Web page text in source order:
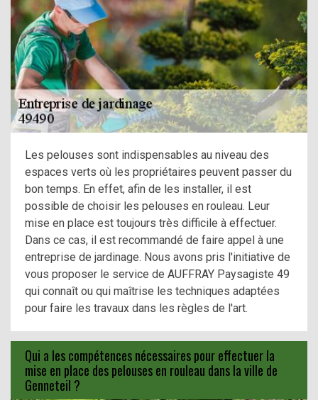
Les pelouses sont indispensables au niveau des
espaces verts où les propriétaires peuvent passer du
bon temps. En effet, afin de les installer, il est
possible de choisir les pelouses en rouleau. Leur
mise en place est toujours très difficile à effectuer.
Dans ce cas, il est recommandé de faire appel à une
entreprise de jardinage. Nous avons pris l'initiative de
vous proposer le service de AUFFRAY Paysagiste 49
qui connaît ou qui maîtrise les techniques adaptées
pour faire les travaux dans les règles de l'art.
Qui a les compétences nécessaires pour effectuer la
mise en place des pelouses en rouleau dans la ville de
Genneteil ?